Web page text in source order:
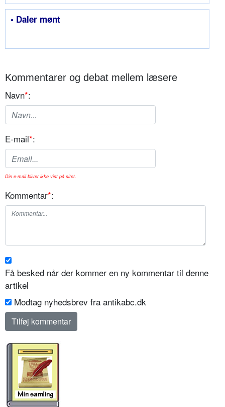
• Daler mønt
Kommentarer og debat mellem læsere
Navn*:
E-mail*:
Din e-mail bliver ikke vist på sitet.
Kommentar*:
Få besked når der kommer en ny kommentar til denne
artikel
Modtag nyhedsbrev fra antikabc.dk